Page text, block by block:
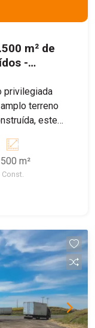
m² de
-
privilegiada
este
e
delas com
amplo e
excelente
m²
Const.